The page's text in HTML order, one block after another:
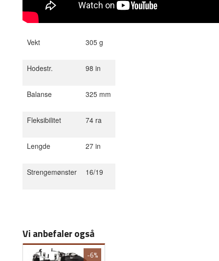
Vekt 305 g
Hodestr. 98 in
Balanse 325 mm
Fleksibilitet 74 ra
Lengde 27 in
Strengemønster 16/19
Vi anbefaler også
-6%